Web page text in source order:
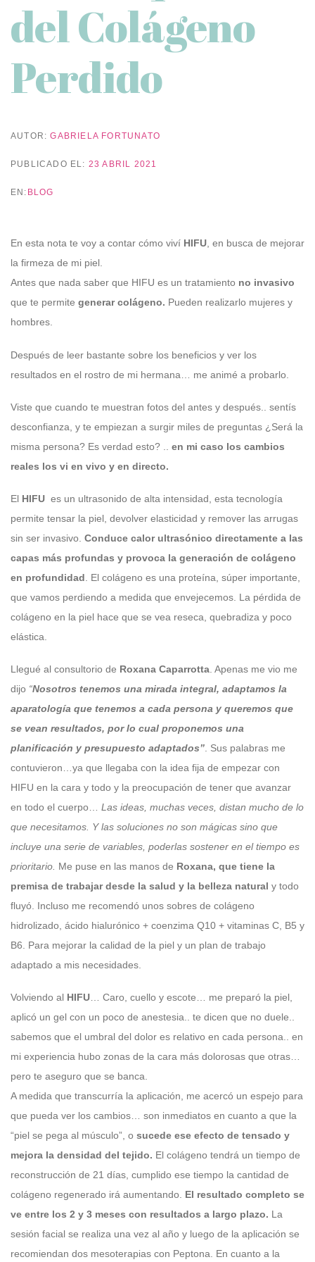
del Colágeno
Perdido
AUTOR:GABRIELA FORTUNATO
PUBLICADO EL: 23 ABRIL 2021
EN: BLOG
En esta nota te voy a contar cómo viví HIFU, en busca de mejorar
la firmeza de mi piel.
Antes que nada saber que HIFU es un tratamiento no invasivo
que te permite generar colágeno. Pueden realizarlo mujeres y
hombres.
Después de leer bastante sobre los beneficios y ver los
resultados en el rostro de mi hermana… me animé a probarlo.
Viste que cuando te muestran fotos del antes y después.. sentís
desconfianza, y te empiezan a surgir miles de preguntas ¿Será la
misma persona? Es verdad esto? .. en mi caso los cambios
reales los vi en vivo y en directo.
El HIFU es un ultrasonido de alta intensidad, esta tecnología
permite tensar la piel, devolver elasticidad y remover las arrugas
sin ser invasivo. Conduce calor ultrasónico directamente a las
capas más profundas y provoca la generación de colágeno
en profundidad . El colágeno es una proteína, súper importante,
que vamos perdiendo a medida que envejecemos. La pérdida de
colágeno en la piel hace que se vea reseca, quebradiza y poco
elástica.
Llegué al consultorio de Roxana Caparrotta . Apenas me vio me
dijo “Nosotros tenemos una mirada integral, adaptamos la
aparatología que tenemos a cada persona y queremos que
se vean resultados, por lo cual proponemos una
planificación y presupuesto adaptados” . Sus palabras me
contuvieron…ya que llegaba con la idea fija de empezar con
HIFU en la cara y todo y la preocupación de tener que avanzar
en todo el cuerpo… Las ideas, muchas veces, distan mucho de lo
que necesitamos. Y las soluciones no son mágicas sino que
incluye una serie de variables, poderlas sostener en el tiempo es
prioritario. Me puse en las manos de Roxana, que tiene la
premisa de trabajar desde la salud y la belleza natural y todo
fluyó. Incluso me recomendó unos sobres de colágeno
hidrolizado, ácido hialurónico + coenzima Q10 + vitaminas C, B5 y
B6. Para mejorar la calidad de la piel y un plan de trabajo
adaptado a mis necesidades.
Volviendo al HIFU… Caro, cuello y escote… me preparó la piel,
aplicó un gel con un poco de anestesia.. te dicen que no duele..
sabemos que el umbral del dolor es relativo en cada persona.. en
mi experiencia hubo zonas de la cara más dolorosas que otras…
pero te aseguro que se banca.
A medida que transcurría la aplicación, me acercó un espejo para
que pueda ver los cambios… son inmediatos en cuanto a que la
“piel se pega al músculo”, o sucede ese efecto de tensado y
mejora la densidad del tejido. El colágeno tendrá un tiempo de
reconstrucción de 21 días, cumplido ese tiempo la cantidad de
colágeno regenerado irá aumentando. El resultado completo se
ve entre los 2 y 3 meses con resultados a largo plazo. La
sesión facial se realiza una vez al año y luego de la aplicación se
recomiendan dos mesoterapias con Peptona. En cuanto a la